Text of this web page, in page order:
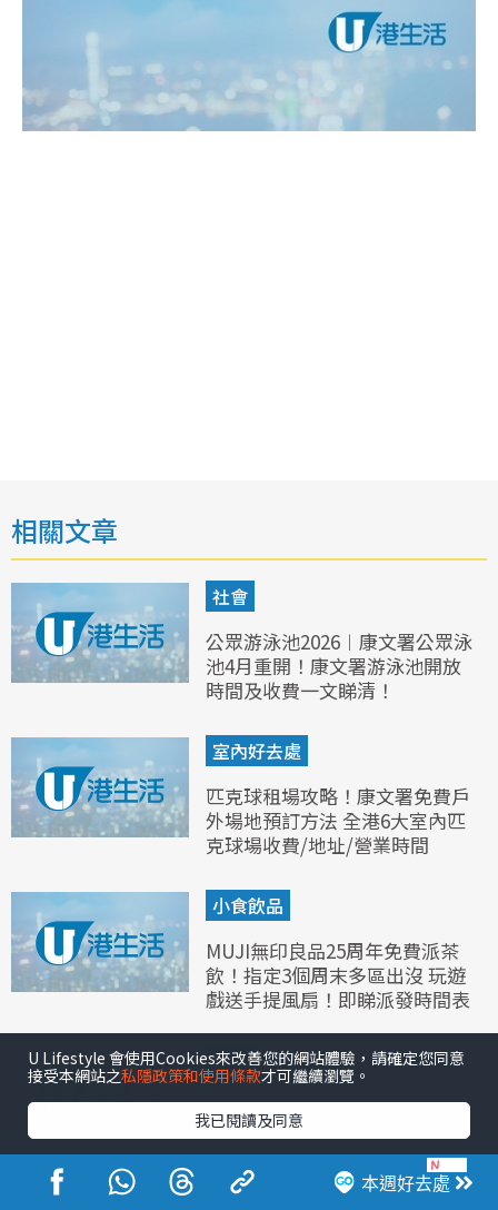
相關文章
社會
公眾游泳池2026︱康文署公眾泳
池4月重開！康文署游泳池開放
時間及收費一文睇清！
室內好去處
匹克球租場攻略！康文署免費戶
外場地預訂方法 全港6大室內匹
克球場收費/地址/營業時間
小食飲品
MUJI無印良品25周年免費派茶
飲！指定3個周末多區出沒 玩遊
戲送手提風扇！即睇派發時間表
熱話
公屋申請｜60歲岳母苦等4年獲
派天水圍130呎公屋 嫌太細難轉
身堅持拒絕 網民︰套房嚟講好
本週好去處
U Lifestyle 會使用Cookies來改善您的網站體驗，請確定您同意
接受本網站之私隱政策和使用條款才可繼續瀏覽。
我已閱讀及同意